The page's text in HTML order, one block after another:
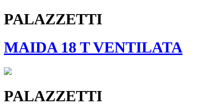
PALAZZETTI
MAIDA 18 T VENTILATA
PALAZZETTI